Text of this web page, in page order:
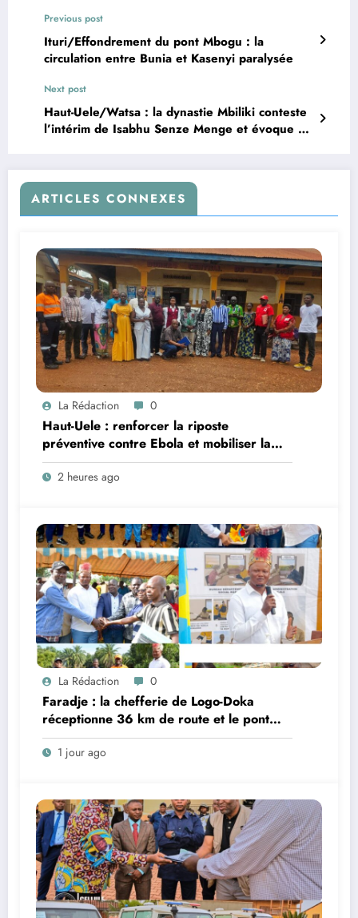
Previous post
Ituri/Effondrement du pont Mbogu : la
circulation entre Bunia et Kasenyi paralysée
Next post
Haut-Uele/Watsa : la dynastie Mbiliki conteste
l’intérim de Isabhu Senze Menge et évoque un
ARTICLES CONNEXES
La Rédaction 0
Haut-Uele : renforcer la riposte
préventive contre Ebola et mobiliser la
population, objectif d’une réunion de
coordination tenue dans la Zone de Santé
2 heures ago
La Rédaction 0
Faradje : la chefferie de Logo-Doka
réceptionne 36 km de route et le pont
Do, réalisés dans le cadre du cahier des
charges avec Kibali Gold Mine
1 jour ago